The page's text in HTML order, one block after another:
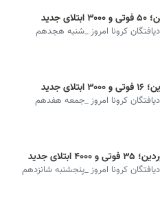
کرونا امروز _شنبه هجدهم
کرونا امروز _جمعه هفدهم
کرونا امروز _پنجشنبه شانزدهم